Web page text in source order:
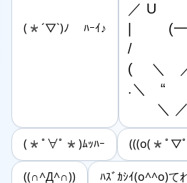
(*´▽`)ﾉ ﾊｰｲ♪
／ U　
|　 　 (
/　　　
(　 ＼　
.＼　“　
＼ ／
(*ﾟ∀ﾟ*)ﾑｯﾊｰ (((o(*ﾟ▽
((∩^Д^∩)) ﾊｽﾞｶｼｲ(o^^o)て